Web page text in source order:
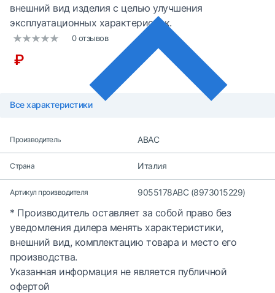
внешний вид изделия с целью улучшения
эксплуатационных характеристик.
0 отзывов
₽
Все характеристики
Производитель ABAC
Страна Италия
Артикул производителя 9055178ABC (8973015229)
* Производитель оставляет за собой право без
уведомления дилера менять характеристики,
внешний вид, комплектацию товара и место его
производства.
Указанная информация не является публичной
офертой